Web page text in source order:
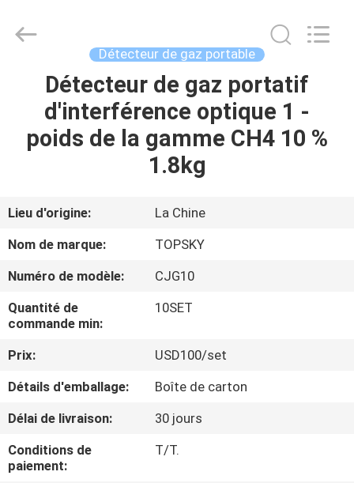
MAISON
PRODUITS
SUJET
DE
NOUS
VISITE
D'USINE
CONTRÔLE
DE
QUALITÉ
Topsky
Century Holding Co.,Ltd.
Détecteur de gaz portable
Détecteur de gaz portatif
d'interférence optique 1 -
poids de la gamme CH4 10 %
1.8kg
Lieu d'origine:
La Chine
Nom de marque:
TOPSKY
Numéro de modèle:
CJG10
Quantité de
commande min:
10SET
Prix:
USD100/set
Détails d'emballage:
Boîte de carton
Délai de livraison:
30 jours
Conditions de
paiement:
T/T.